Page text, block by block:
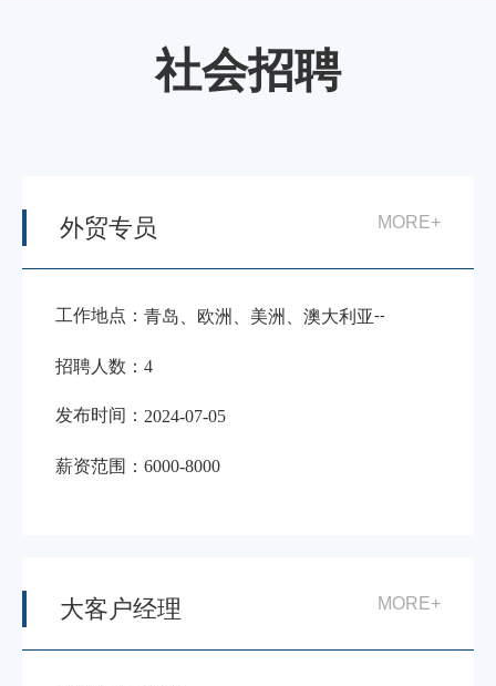
社会招聘
外贸专员 MORE+
工作地点： 青岛、欧洲、美洲、澳大利亚--
招聘人数： 4
发布时间： 2024-07-05
薪资范围： 6000-8000
大客户经理 MORE+